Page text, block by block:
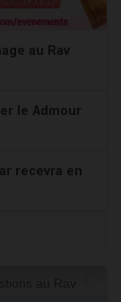
au Rav
le Admour
recevra en